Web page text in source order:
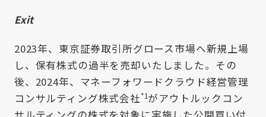
Exit
2023年、東京証券取引所グロース市場へ新規上場
し、保有株式の過半を売却いたしました。その
後、2024年、マネーフォワードクラウド経営管理
コンサルティング株式会社*1がアウトルックコン